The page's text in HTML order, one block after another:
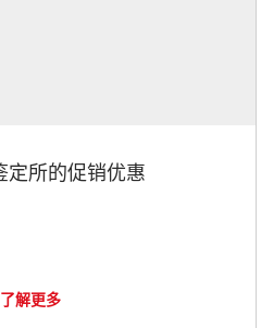
定所的促销优惠
了解更多